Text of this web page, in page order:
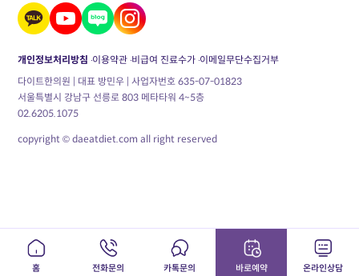
홈 전화문의 카톡문의 바로예약 온라인상담
개인정보처리방침 이용약관 비급여 진료수가 이메일무단수집거부
다이트한의원 | 대표 방민우 | 사업자번호 635-07-01823
서울특별시 강남구 선릉로 803 메타타워 4~5층
02.6205.1075
copyright © daeatdiet.com all right reserved